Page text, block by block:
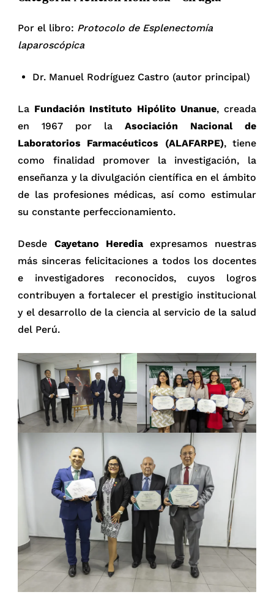
Por el libro: Protocolo de Esplenectomía
laparoscópica
Dr. Manuel Rodríguez Castro (autor principal)
La Fundación Instituto Hipólito Unanue, creada
en 1967 por la Asociación Nacional de
Laboratorios Farmacéuticos (ALAFARPE), tiene
como finalidad promover la investigación, la
enseñanza y la divulgación científica en el ámbito
de las profesiones médicas, así como estimular
su constante perfeccionamiento.
Desde Cayetano Heredia expresamos nuestras
más sinceras felicitaciones a todos los docentes
e investigadores reconocidos, cuyos logros
contribuyen a fortalecer el prestigio institucional
y el desarrollo de la ciencia al servicio de la salud
del Perú.